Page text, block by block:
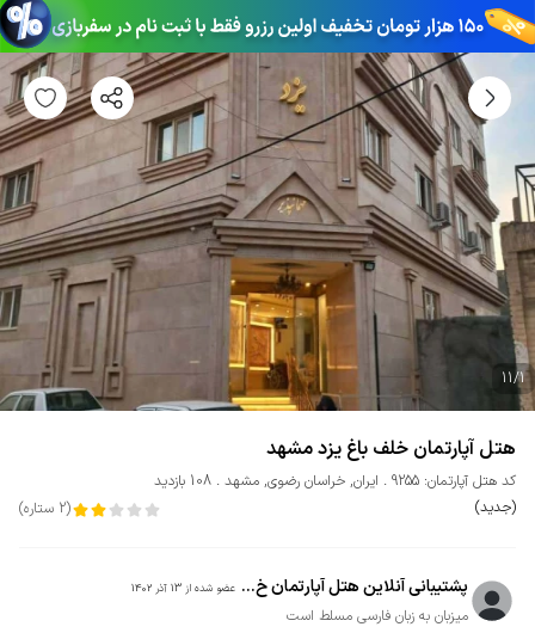
11/1
هتل آپارتمان خلف باغ یزد مشهد
کد هتل آپارتمان: 9255 ایران, خراسان رضوی, مشهد
108 بازدید
(جدید)
(
2 ستاره)
پشتیبانی آنلاین هتل آپارتمان خ... عضو شده از 13 آذر 1402
میزبان به زبان فارسی مسلط است